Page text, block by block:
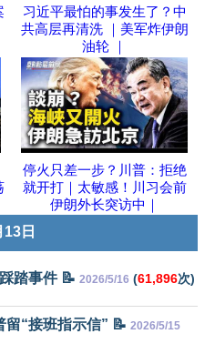
习近平最怕的事发生了？中
共高层再清洗 ｜美军炸伊朗
油轮 ｜
停火只差一步？川普：拒绝
就开打｜太敏感！川习会前
伊朗外长突访中｜
日
踏事件 📝 2026/5/16 (61,896次)
留“接班指示信” 📝 2026/5/15